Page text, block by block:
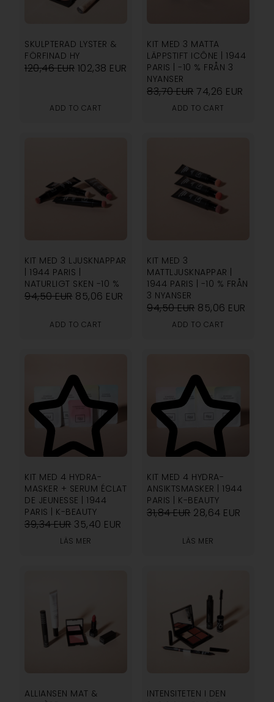
SKULPTERAD LYSTER &
FÖRFINAD HY
120,46EUR 102,38 EUR
ADD TO CART
KIT MED 3 MATTA
LÄPPSTIFT ICÔNE | 1944
PARIS | -10 % FRÅN 3
NYANSER
83,70EUR 74,26 EUR
ADD TO CART
KIT MED 3 LJUSKNAPPAR
| 1944 PARIS |
NATURLIGT SKEN -10 %
94,50EUR 85,06 EUR
ADD TO CART
KIT MED 3
MATTLJUSKNAPPAR |
1944 PARIS | -10 % FRÅN
3 NYANSER
94,50EUR 85,06 EUR
ADD TO CART
5.00
KIT MED 4 HYDRA-
MASKER + SERUM ÉCLAT
DE JEUNESSE | 1944
PARIS | K-BEAUTY
39,34EUR 35,40 EUR
LÄS MER
5.00
KIT MED 4 HYDRA-
ANSIKTSMASKER | 1944
PARIS | K-BEAUTY
31,84EUR 28,64 EUR
LÄS MER
ALLIANSEN MAT &
INTENSITETEN I DEN